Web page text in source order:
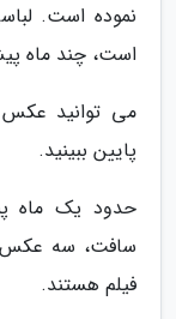
نموده است.
است، چند ماه
می توانید عکس
پایین ببینید.
حدود یک ماه
سافت، سه عکس
فیلم هستند.